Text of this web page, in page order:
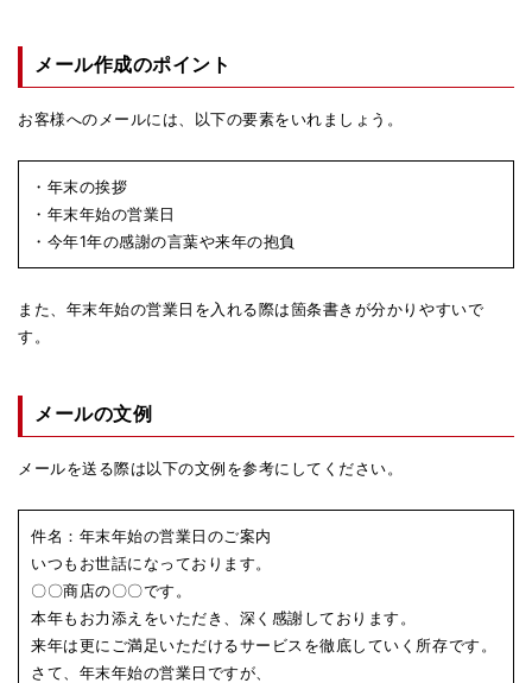
メール作成のポイント
お客様へのメールには、以下の要素をいれましょう。
・年末の挨拶
・年末年始の営業日
・今年1年の感謝の言葉や来年の抱負
また、年末年始の営業日を入れる際は箇条書きが分かりやすいで
す。
メールの文例
メールを送る際は以下の文例を参考にしてください。
件名：年末年始の営業日のご案内
いつもお世話になっております。
〇〇商店の〇〇です。
本年もお力添えをいただき、深く感謝しております。
来年は更にご満足いただけるサービスを徹底していく所存です。
さて、年末年始の営業日ですが、